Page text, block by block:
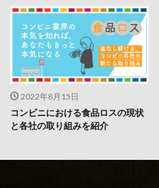
2022年8月15日
コンビニにおける食品ロスの現状
と各社の取り組みを紹介